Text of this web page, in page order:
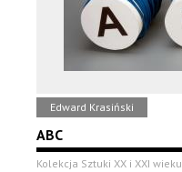
Edward Krasiński
ABC
Kolekcja Sztuki XX i XXI wieku